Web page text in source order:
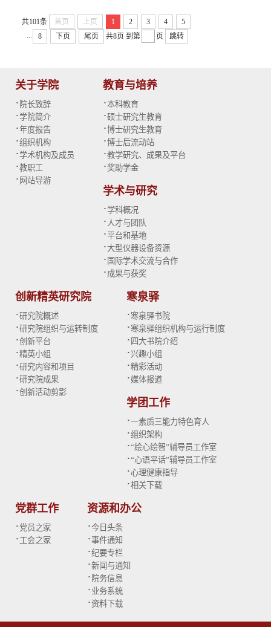
共101条 首页 上页 1 2 3 4
5
8 下页 尾页 共8页 到第 页 跳转
关于学院
· 院长致辞
·学院简介
·年度报告
·组织机构
·学术机构及成员
·教职工
· 网站导游
教育与培养
·本科教育
·硕士研究生教育
·博士研究生教育
·博士后流动站
·教学研究、成果及平台
·奖助学金
学术与研究
·学科概况
· 人才与团队
·平台和基地
·大型仪器设备资源
· 国际学术交流与合作
· 成果与获奖
创新精英研究院
·研究院概述
·研究院组织与运转制度
·创新平台
·精英小组
·研究内容和项目
·研究院成果
·创新活动剪影
寒泉驿
· 寒泉驿书院
· 寒泉驿组织机构与运行制度
· 四大书院介绍
·兴趣小组
·精彩活动
·媒体报道
学团工作
·一素质三能力特色育人
·组织架构
·“绘心绘智”辅导员工作室
·“心语平话”辅导员工作室
·心理健康指导
·相关下载
党群工作
· 党员之家
· 工会之家
资源和办公
·今日头条
·事件通知
·纪要专栏
·新闻与通知
· 院务信息
· 业务系统
·资料下载